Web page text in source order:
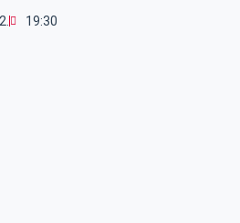
19:30